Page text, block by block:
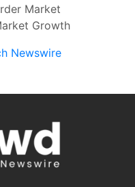
Market
Growth
Newswire